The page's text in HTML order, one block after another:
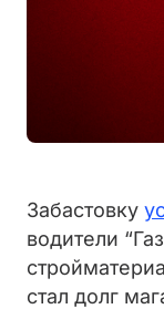
Забастовку
водители
стал долг